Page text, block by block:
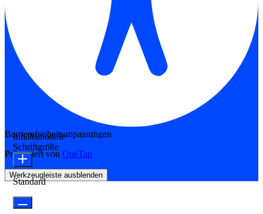
Barrierefreiheitsanpassungen
Präsentiert von OneTap
Werkzeugleiste ausblenden
Inhaltsmodule
Schriftgröße
Standard